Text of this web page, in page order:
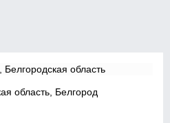
область, Белгород